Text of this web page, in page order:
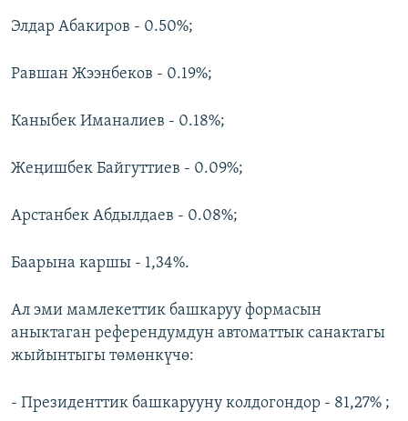
Элдар Абакиров - 0.50%;
Равшан Жээнбеков - 0.19%;
Каныбек Иманалиев - 0.18%;
Жеңишбек Байгуттиев - 0.09%;
Арстанбек Абдылдаев - 0.08%;
Баарына каршы - 1,34%.
Ал эми мамлекеттик башкаруу формасын
аныктаган референдумдун автоматтык санактагы
жыйынтыгы төмөнкүчө:
- Президенттик башкарууну колдогондор - 81,27% ;